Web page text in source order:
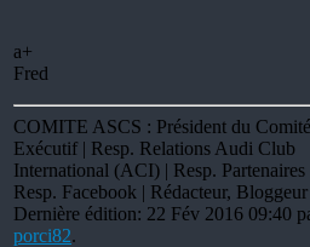
a+
Fred
COMITE ASCS : Président du Comité
Exécutif | Resp. Relations Audi Club
International (ACI) | Resp. Partenaires
Resp. Facebook | Rédacteur, Bloggeur
Dernière édition: 22 Fév 2016 09:40
porci82.